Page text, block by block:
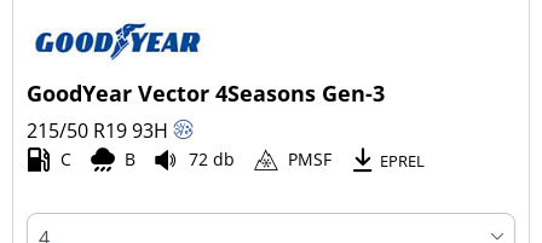
GoodYear Vector 4Seasons Gen-3
215/50 R1993H
C B 72 db PMSF EPREL